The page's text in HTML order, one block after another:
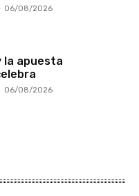
06/08/2026
la apuesta
06/08/2026